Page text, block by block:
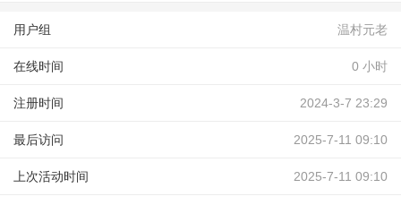
用户组 温村元老
在线时间 0 小时
注册时间 2024-3-7 23:29
最后访问 2025-7-11 09:10
上次活动时间 2025-7-11 09:10